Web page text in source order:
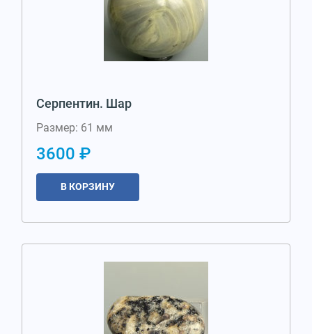
Серпентин. Шар
Размер: 61 мм
3600 ₽
В КОРЗИНУ